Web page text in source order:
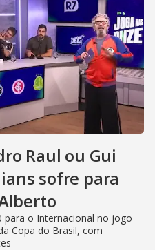
Raul ou Gui
sofre para
para o Internacional no jogo
Copa do Brasil, com